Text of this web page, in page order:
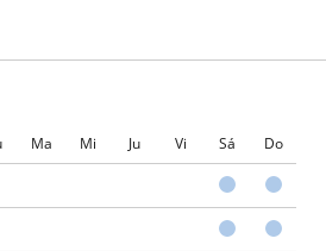
Ma Mi Ju Vi Sá Do